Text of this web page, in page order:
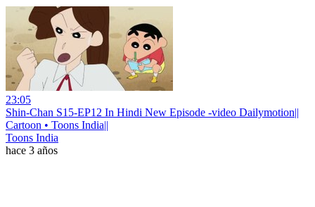
23:05
Shin-Chan S15-EP12 In Hindi New Episode -video Dailymotion||
Cartoon • Toons India||
Toons India
hace 3 años